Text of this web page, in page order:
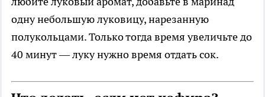
одну небольшую луковицу, нарезанную
полукольцами. Только тогда время увеличьте до
40 минут — луку нужно время отдать сок.